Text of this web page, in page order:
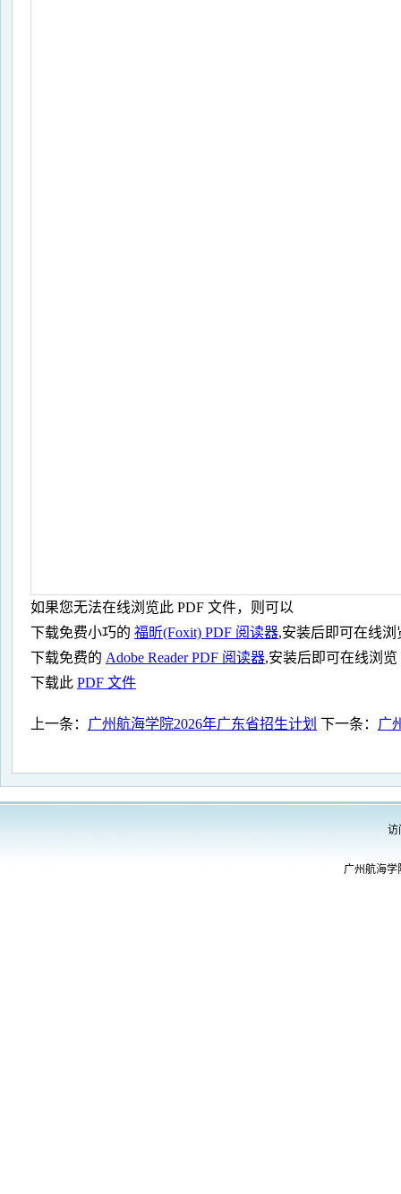
如果您无法在线浏览此 PDF 文件，则可以
下载免费小巧的 福昕(Foxit) PDF 阅读器,安装后即可在线
下载免费的 Adobe Reader PDF 阅读器,安装后即可在线浏
下载此 PDF 文件
上一条： 广州航海学院2026年广东省招生计划 下一条： 广
访
广州航海